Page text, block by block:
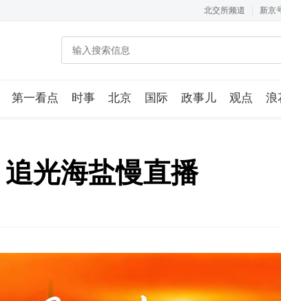
北交所频道 新京
第一看点 时事 北京 国际 政事儿 观点 浪
光海盐慢直播